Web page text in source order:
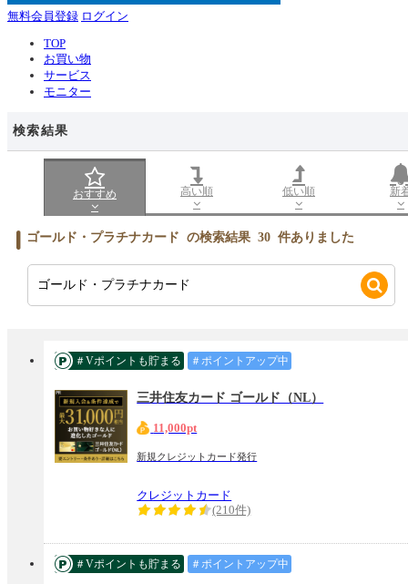
無料会員登録 ログイン
TOP
お買い物
サービス
モニター
検索結果
おすすめ 高い順 低い順 新
ゴールド・プラチナカード の検索結果 30 件ありました
＃Vポイントも貯まる ＃ポイントアップ中
三井住友カード ゴールド（NL）
11,000pt
新規クレジットカード発行
クレジットカード
(210件)
＃Vポイントも貯まる ＃ポイントアップ中